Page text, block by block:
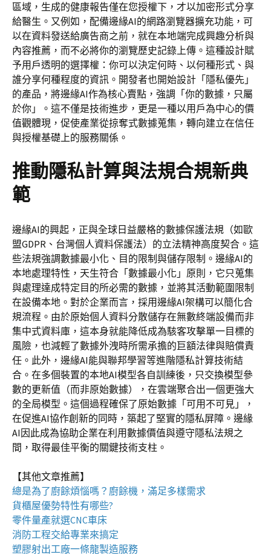
區域，生成的健康報告僅在您授權下，才以加密形式分享
給醫生。又例如，配備邊緣AI的網路瀏覽器擴充功能，可
以在資料發送給廣告商之前，就在本地端完成興趣分析與
內容推薦，而不必將你的瀏覽歷史記錄上傳。這種設計賦
予用戶透明的選擇權：你可以決定何時、以何種形式、與
誰分享何種程度的資訊。開發者也開始設計「隱私優先」
的產品，將邊緣AI作為核心賣點，強調「你的數據，只屬
於你」。這不僅是技術進步，更是一種以用戶為中心的價
值觀體現，促使產業從掠奪式數據蒐集，轉向建立在信任
與授權基礎上的服務關係。
推動隱私計算與法規合規新典
範
邊緣AI的興起，正與全球日益嚴格的數據保護法規（如歐
盟GDPR、台灣個人資料保護法）的立法精神高度契合。這
些法規強調數據最小化、目的限制與儲存限制。邊緣AI的
本地處理特性，天生符合「數據最小化」原則，它只蒐集
與處理達成特定目的所必需的數據，並將其活動範圍限制
在設備本地。對於企業而言，採用邊緣AI架構可以簡化合
規流程。由於原始個人資料分散儲存在無數終端設備而非
集中式資料庫，這本身就能降低成為駭客攻擊單一目標的
風險，也減輕了數據外洩時所需承擔的巨額法律與賠償責
任。此外，邊緣AI能與聯邦學習等進階隱私計算技術結
合。在多個裝置的本地AI模型各自訓練後，只交換模型參
數的更新值（而非原始數據），在雲端聚合出一個更強大
的全局模型。這個過程確保了原始數據「可用不可見」，
在促進AI協作創新的同時，築起了堅實的隱私屏障。邊緣
AI因此成為協助企業在利用數據價值與遵守隱私法規之
間，取得最佳平衡的關鍵技術支柱。
【其他文章推薦】
總是為了廚餘煩惱嗎？ 廚餘機 ，滿足多樣需求
貨櫃屋優勢特性有哪些?
零件量產就選CNC車床
消防工程交給專業來搞定
塑膠射出工廠一條龍製造服務